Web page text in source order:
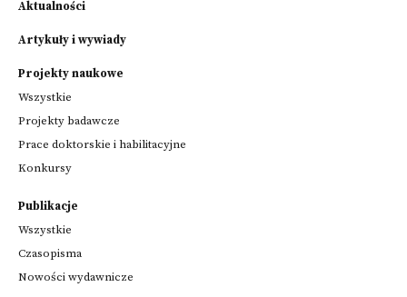
Aktualności
Artykuły i wywiady
Projekty naukowe
Wszystkie
Projekty badawcze
Prace doktorskie i habilitacyjne
Konkursy
Publikacje
Wszystkie
Czasopisma
Nowości wydawnicze